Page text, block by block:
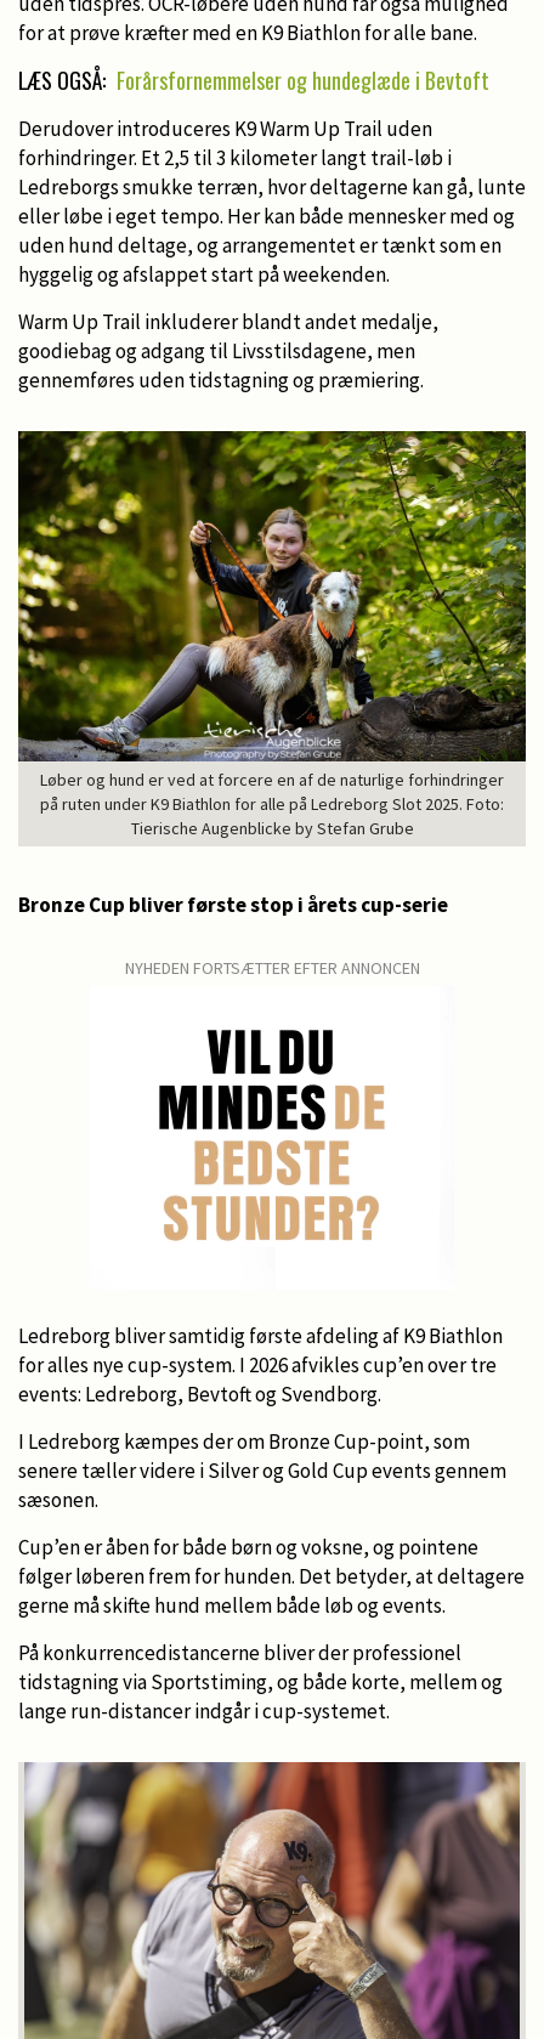
for at prøve kræfter med en K9 Biathlon for alle bane.
LÆS OGSÅ: Forårsfornemmelser og hundeglæde i Bevtoft
Derudover introduceres K9 Warm Up Trail uden
forhindringer. Et 2,5 til 3 kilometer langt trail-løb i
Ledreborgs smukke terræn, hvor deltagerne kan gå, lunte
eller løbe i eget tempo. Her kan både mennesker med og
uden hund deltage, og arrangementet er tænkt som en
hyggelig og afslappet start på weekenden.
Warm Up Trail inkluderer blandt andet medalje,
goodiebag og adgang til Livsstilsdagene, men
gennemføres uden tidstagning og præmiering.
Løber og hund er ved at forcere en af de naturlige forhindringer
på ruten under K9 Biathlon for alle på Ledreborg Slot 2025. Foto:
Tierische Augenblicke by Stefan Grube
Bronze Cup bliver første stop i årets cup-serie
NYHEDEN FORTSÆTTER EFTER ANNONCEN
Ledreborg bliver samtidig første afdeling af K9 Biathlon
for alles nye cup-system. I 2026 afvikles cup’en over tre
events: Ledreborg, Bevtoft og Svendborg.
I Ledreborg kæmpes der om Bronze Cup-point, som
senere tæller videre i Silver og Gold Cup events gennem
sæsonen.
Cup’en er åben for både børn og voksne, og pointene
følger løberen frem for hunden. Det betyder, at deltagere
gerne må skifte hund mellem både løb og events.
På konkurrencedistancerne bliver der professionel
tidstagning via Sportstiming, og både korte, mellem og
lange run-distancer indgår i cup-systemet.